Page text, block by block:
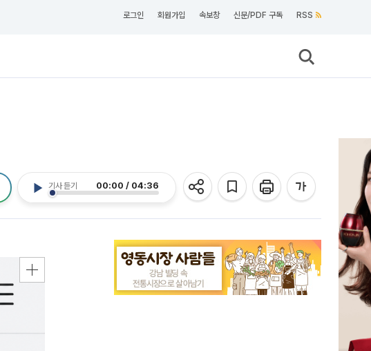
로그인 회원가입 속보창 신문/PDF 구독 RSS
기사 듣기 00:00 / 04:36